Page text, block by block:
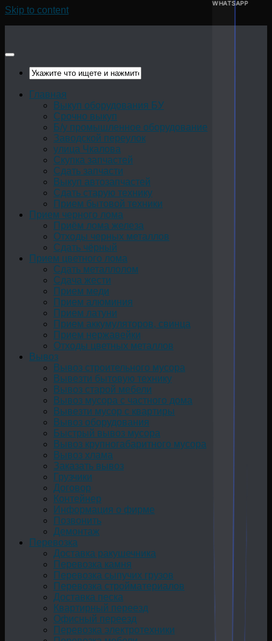
Skip to content
Главная
Выкуп оборудования БУ
Срочно выкуп
Б/у промышленное оборудование
Заводской переулок
улица Чкалова
Скупка запчастей
Сдать запчасти
Выкуп автозапчастей
Сдать старую технику
Прием бытовой техники
Прием черного лома
Приём лома железа
Отходы черных металлов
Сдать чёрный
Прием цветного лома
Сдать металлолом
Сдача жести
Прием меди
Прием алюминия
Прием латуни
Прием аккумуляторов, свинца
Прием нержавейки
Отходы цветных металлов
Вывоз
Вывоз строительного мусора
Вывезти бытовую технику
Вывоз старой мебели
Вывоз мусора с частного дома
Вывезти мусор с квартиры
Вывоз оборудования
Быстрый вывоз мусора
Вывоз крупногабаритного мусора
Вывоз хлама
Заказать вывоз
Грузчики
Договор
Контейнер
Информация о фирме
Позвонить
Демонтаж
Перевозка
Доставка ракушечника
Перевозка камня
Перевозка сыпучих грузов
Перевозка стройматериалов
Доставка песка
Квартирный переезд
Офисный переезд
Перевозка электротехники
WHATSAPP